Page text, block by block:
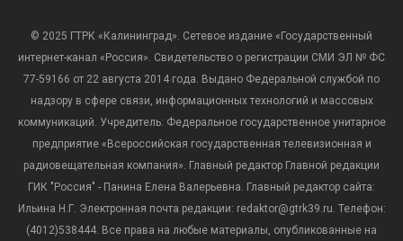
© 2025 ГТРК «Калининград». Сетевое издание «Государственный
интернет-канал «Россия». Свидетельство о регистрации СМИ ЭЛ № ФС
77-59166 от 22 августа 2014 года. Выдано Федеральной службой по
надзору в сфере связи, информационных технологий и массовых
коммуникаций. Учредитель: Федеральное государственное унитарное
предприятие «Всероссийская государственная телевизионная и
радиовещательная компания». Главный редактор Главной редакции
ГИК "Россия" - Панина Елена Валерьевна. Главный редактор сайта:
Ильина Н.Г. Электронная почта редакции: redaktor@gtrk39.ru. Телефон:
(4012)538444. Все права на любые материалы, опубликованные на